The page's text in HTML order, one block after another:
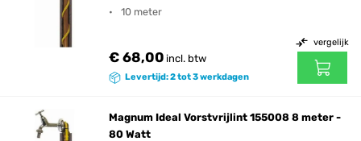
10 meter
€ 68,00 incl. btw
Levertijd: 2 tot 3 werkdagen
vergelijk
Magnum Ideal Vorstvrijlint 155008 8 meter -
80 Watt